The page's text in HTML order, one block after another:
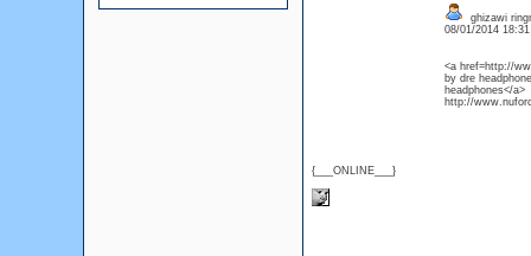
{___ONLINE___}
ghizawi
08/01/2014
<a href=http://
by dre
headphones</
http://